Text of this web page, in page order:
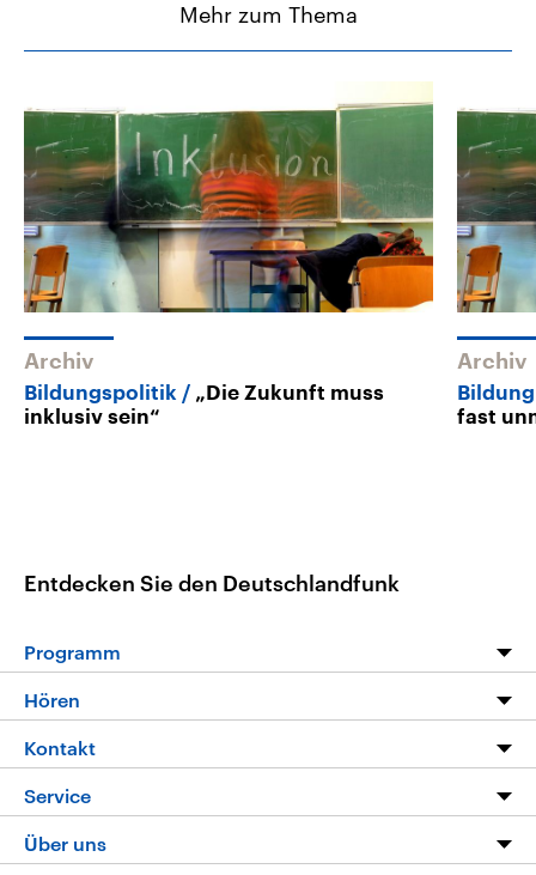
Mehr zum Thema
Archiv
Bildungspolitik
„Die Zukunft muss
inklusiv sein“
Archiv
fast
Entdecken Sie den Deutschlandfunk
Programm
Programm
Die Nachrichten
Nachrichtenleicht
Neue Beiträge auf dlf.de
Hören
Livestream
Podcasts
Deutschlandfunk App
Kontakt
Hörerservice
Service
FAQ
Über uns